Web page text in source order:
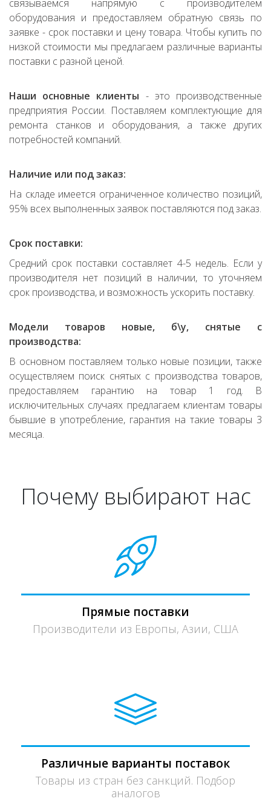
связываемся напрямую с производителем
оборудования и предоставляем обратную связь по
заявке - срок поставки и цену товара. Чтобы купить по
низкой стоимости мы предлагаем различные варианты
поставки с разной ценой.
Наши основные клиенты - это производственные
предприятия России. Поставляем комплектующие для
ремонта станков и оборудования, а также других
потребностей компаний.
Наличие или под заказ:
На складе имеется ограниченное количество позиций,
95% всех выполненных заявок поставляются под заказ.
Срок поставки:
Средний срок поставки составляет 4-5 недель. Если у
производителя нет позиций в наличии, то уточняем
срок производства, и возможность ускорить поставку.
Модели товаров новые, б\у, снятые с
производства:
В основном поставляем только новые позиции, также
осуществляем поиск снятых с производства товаров,
предоставляем гарантию на товар 1 год. В
исключительных случаях предлагаем клиентам товары
бывшие в употребление, гарантия на такие товары 3
месяца.
Почему выбирают нас
Прямые поставки
Производители из Европы, Азии, США
Различные варианты поставок
Товары из стран без санкций. Подбор
аналогов